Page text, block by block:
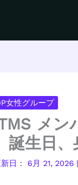
女性グループ
メン
誕生日、
6月 21, 2026